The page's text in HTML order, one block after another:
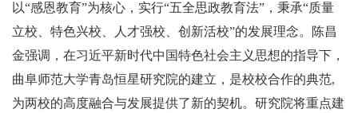
以“感恩教育”为核心，实行“五全思政教育法”，秉承“质量
立校、特色兴校、人才强校、创新活校”的发展理念。陈昌
金强调，在习近平新时代中国特色社会主义思想的指导下，
曲阜师范大学青岛恒星研究院的建立，是校校合作的典范,
为两校的高度融合与发展提供了新的契机。研究院将重点建